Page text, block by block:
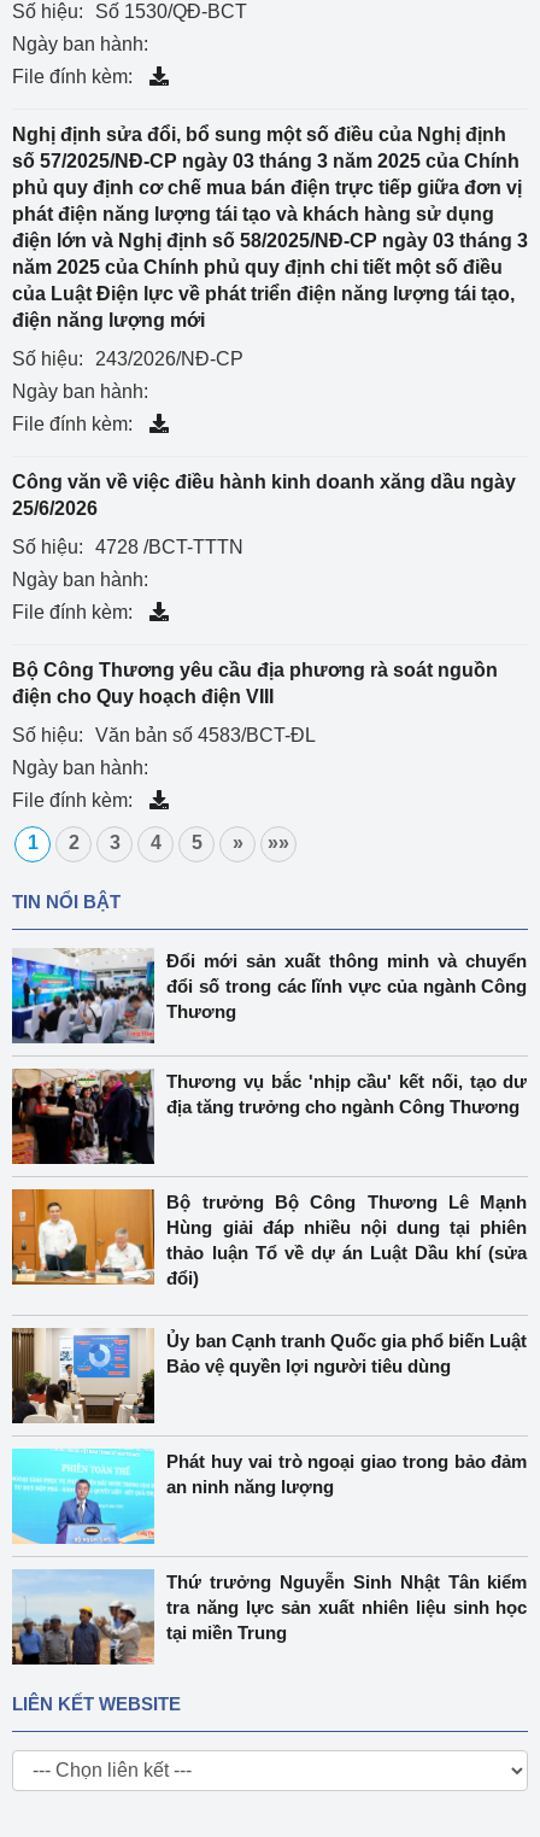
Số hiệu:
Số 1530/QĐ-BCT
Ngày ban hành:
File đính kèm:
Nghị định sửa đổi, bổ sung một số điều của Nghị định
số 57/2025/NĐ-CP ngày 03 tháng 3 năm 2025 của Chính
phủ quy định cơ chế mua bán điện trực tiếp giữa đơn vị
phát điện năng lượng tái tạo và khách hàng sử dụng
điện lớn và Nghị định số 58/2025/NĐ-CP ngày 03 tháng 3
năm 2025 của Chính phủ quy định chi tiết một số điều
của Luật Điện lực về phát triển điện năng lượng tái tạo,
điện năng lượng mới
Số hiệu:
243/2026/NĐ-CP
Ngày ban hành:
File đính kèm:
Công văn về việc điều hành kinh doanh xăng dầu ngày
25/6/2026
Số hiệu:
4728 /BCT-TTTN
Ngày ban hành:
File đính kèm:
Bộ Công Thương yêu cầu địa phương rà soát nguồn
điện cho Quy hoạch điện VIII
Số hiệu:
Văn bản số 4583/BCT-ĐL
Ngày ban hành:
File đính kèm:
1 2 3 4 5 » »»
TIN NỔI BẬT
Đổi mới sản xuất thông minh và chuyển
đổi số trong các lĩnh vực của ngành Công
Thương
Thương vụ bắc 'nhịp cầu' kết nối, tạo dư
địa tăng trưởng cho ngành Công Thương
Bộ trưởng Bộ Công Thương Lê Mạnh
Hùng giải đáp nhiều nội dung tại phiên
thảo luận Tổ về dự án Luật Dầu khí (sửa
đổi)
Ủy ban Cạnh tranh Quốc gia phổ biến Luật
Bảo vệ quyền lợi người tiêu dùng
Phát huy vai trò ngoại giao trong bảo đảm
an ninh năng lượng
Thứ trưởng Nguyễn Sinh Nhật Tân kiểm
tra năng lực sản xuất nhiên liệu sinh học
tại miền Trung
LIÊN KẾT WEBSITE